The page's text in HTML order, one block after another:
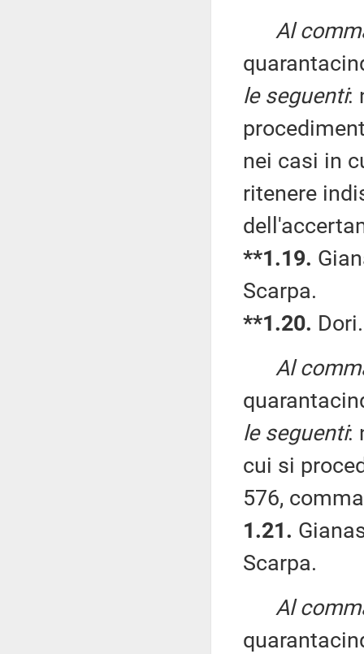
Al
le seguenti:
nei casi in
ritenere
**1.19.
Scarpa.
**1.20. Dori.
Al
le seguenti:
cui si
576,
1.21.
Scarpa.
Al